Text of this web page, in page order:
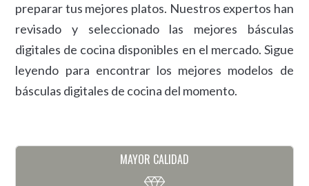
preparar tus mejores platos. Nuestros expertos han
revisado y seleccionado las mejores básculas
digitales de cocina disponibles en el mercado. Sigue
leyendo para encontrar los mejores modelos de
básculas digitales de cocina del momento.
MAYOR CALIDAD